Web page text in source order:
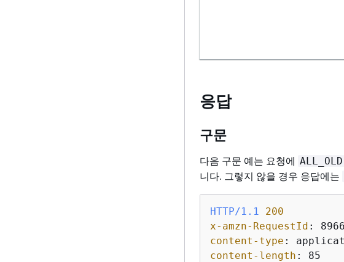
응답
구문
다음 구문 예는 요청에 ALL_OLD
니다. 그렇지 않을 경우 응답에는
HTTP/1.1
200
x-amzn-RequestId :
content-type :
content-length : 85